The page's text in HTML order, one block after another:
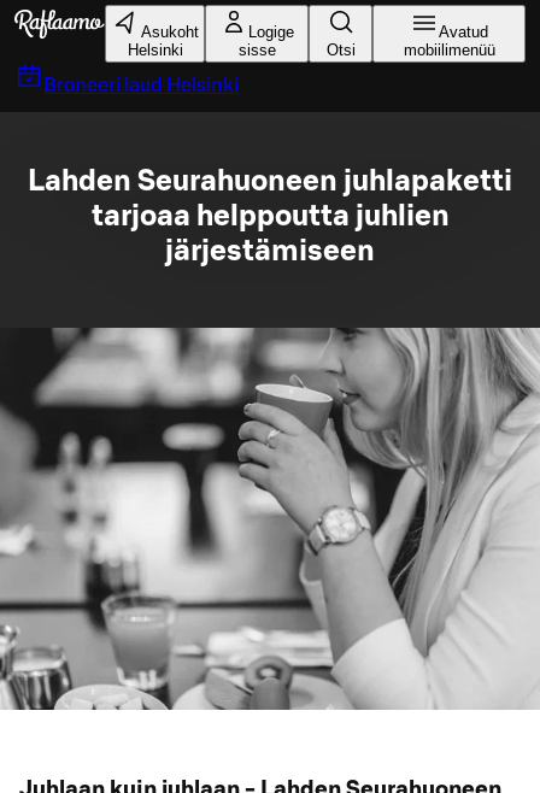
Liigu peamise sisu juurde
Asukoht
Helsinki
Logige
sisse
Otsi
Avatud
mobiilimenüü
Broneeri laud Helsinki
Lahden Seurahuoneen juhlapaketti
tarjoaa helppoutta juhlien
järjestämiseen